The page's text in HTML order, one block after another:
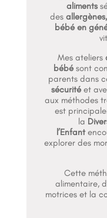
aliments
desallergènes,
bébé en
Mes ateliers
bébé sont
parents dans
sécurité et
aux méthodes
est
la
l’Enfant
explorer des
Cette
alimentaire,
motrices et la